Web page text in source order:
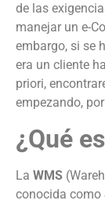
de las
manejar un e-
embargo, si se
era un cliente
priori,
empezando,
¿Qué
La WMS
conocida como